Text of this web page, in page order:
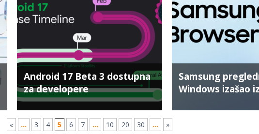
Android 17 Beta 3 dostupna
za developere
Samsung
Windows izašao
« ... 3 4 5 6 7 ... 10 20 30 ... »